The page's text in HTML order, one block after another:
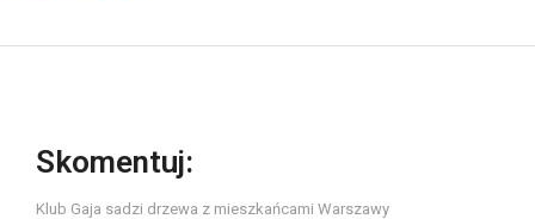
Skomentuj:
Klub Gaja sadzi drzewa z mieszkańcami Warszawy